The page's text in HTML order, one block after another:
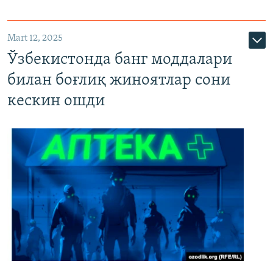
Mart 12, 2025
Ўзбекистонда банг моддалари
билан боғлиқ жиноятлар сони
кескин ошди